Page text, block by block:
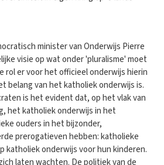
minister van Onderwijs Pierre
visie op wat onder 'pluralisme' moet
rol er voor het officieel onderwijs hierin
belang van het katholiek onderwijs is.
is het evident dat, op het vlak van
het katholiek onderwijs in het
ouders in het bijzonder,
prerogatieven hebben: katholieke
katholiek onderwijs voor hun kinderen.
laten wachten. De politiek van de